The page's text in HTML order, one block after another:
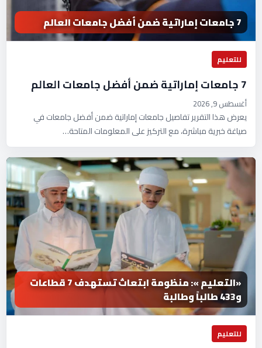
7 جامعات إماراتية ضمن أفضل جامعات العالم
للتعليم
7 جامعات إماراتية ضمن أفضل جامعات العالم
أغسطس 9, 2026
يعرض هذا التقرير تفاصيل جامعات إماراتية ضمن أفضل جامعات في
صياغة خبرية مباشرة، مع التركيز على المعلومات المتاحة…
«التعليم »: منظومة ابتعاث تستهدف 7 قطاعات
و433 طالباً وطالبة
للتعليم